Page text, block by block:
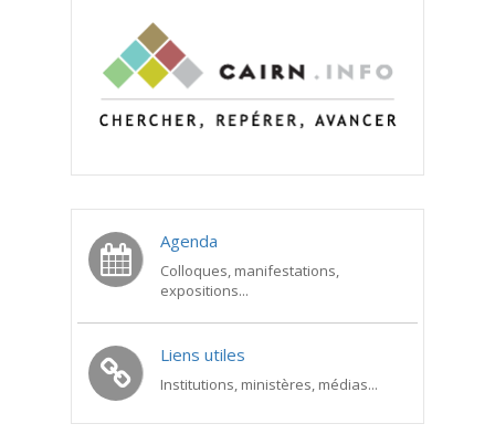
Agenda
Colloques, manifestations,
expositions...
Liens utiles
Institutions, ministères, médias...